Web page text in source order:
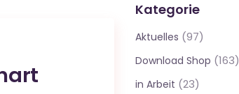
Kategorie
Aktuelles (97)
Download Shop (163)
in Arbeit (23)